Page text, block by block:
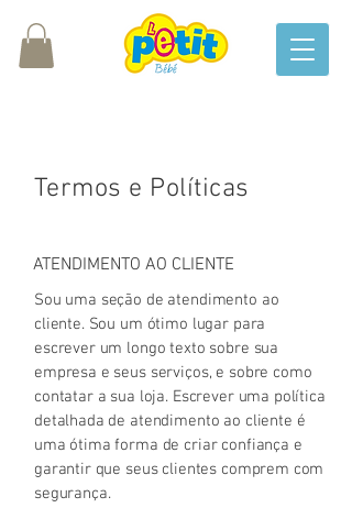
Termos e Políticas
ATENDIMENTO AO CLIENTE
Sou uma seção de atendimento ao
cliente. Sou um ótimo lugar para
escrever um longo texto sobre sua
empresa e seus serviços, e sobre como
contatar a sua loja. Escrever uma política
detalhada de atendimento ao cliente é
uma ótima forma de criar confiança e
garantir que seus clientes comprem com
segurança.